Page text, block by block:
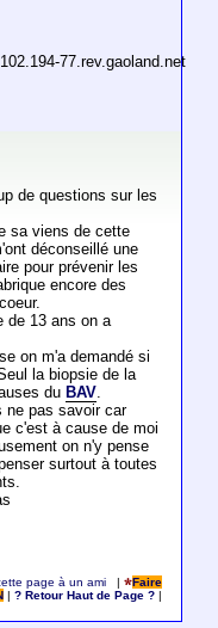
77.rev.gaoland.net
de questions sur les
sa viens de cette
déconseillé une
pour prévenir les
encore des
de 13 ans on a
on m'a demandé si
la biopsie de la
du BAV.
ne pas savoir car
c'est à cause de moi
on n'y pense
surtout à toutes
page à un ami |
Faire
|? Retour Haut de Page ?